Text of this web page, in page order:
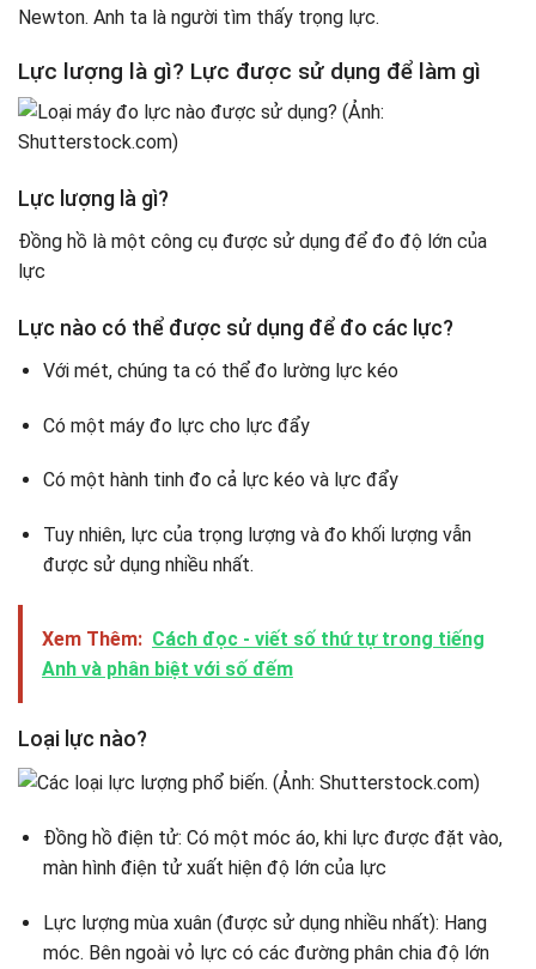
Newton. Anh ta là người tìm thấy trọng lực.
Lực lượng là gì? Lực được sử dụng để làm gì
Lực lượng là gì?
Đồng hồ là một công cụ được sử dụng để đo độ lớn của
lực
Lực nào có thể được sử dụng để đo các lực?
Với mét, chúng ta có thể đo lường lực kéo
Có một máy đo lực cho lực đẩy
Có một hành tinh đo cả lực kéo và lực đẩy
Tuy nhiên, lực của trọng lượng và đo khối lượng vẫn
được sử dụng nhiều nhất.
Xem Thêm: Cách đọc - viết số thứ tự trong tiếng
Anh và phân biệt với số đếm
Loại lực nào?
Đồng hồ điện tử: Có một móc áo, khi lực được đặt vào,
màn hình điện tử xuất hiện độ lớn của lực
Lực lượng mùa xuân (được sử dụng nhiều nhất): Hang
móc. Bên ngoài vỏ lực có các đường phân chia độ lớn